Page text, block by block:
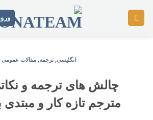
انگلیسی, ترجمه, مقالات عمومی
چالش های ترجمه و
مترجم تازه کار و مبتدی